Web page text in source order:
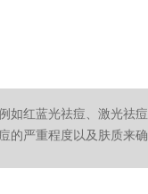
如红蓝光祛痘、激光祛
的严重程度以及肤质来